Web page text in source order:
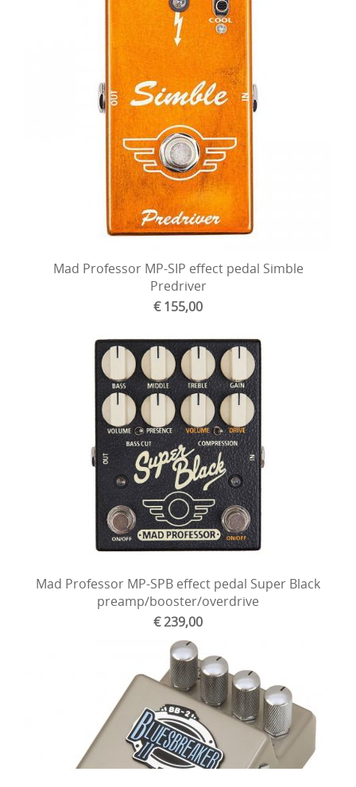
Mad Professor MP-SIP effect pedal Simble
Predriver
€ 155,00
Mad Professor MP-SPB effect pedal Super Black
preamp/booster/overdrive
€ 239,00